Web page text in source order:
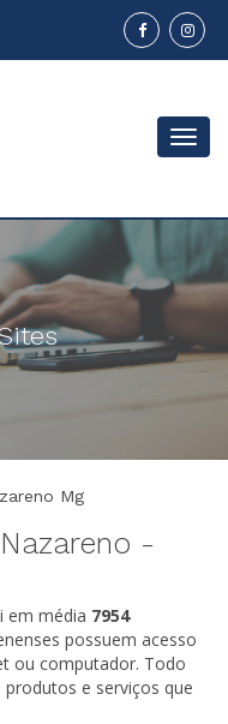
Menu
Mg
-
em média 7954
possuem acesso
ou computador. Todo
produtos e serviços que